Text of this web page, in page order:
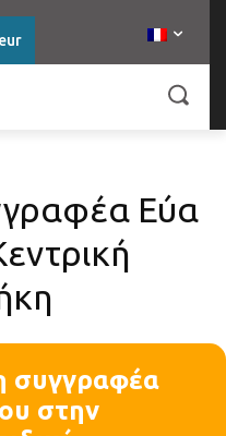
Εύα
συγγραφέα
στην